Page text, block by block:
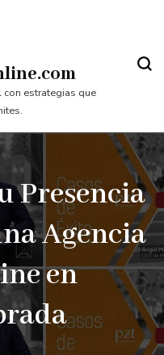
estrategias que
Presencia
Agencia
en